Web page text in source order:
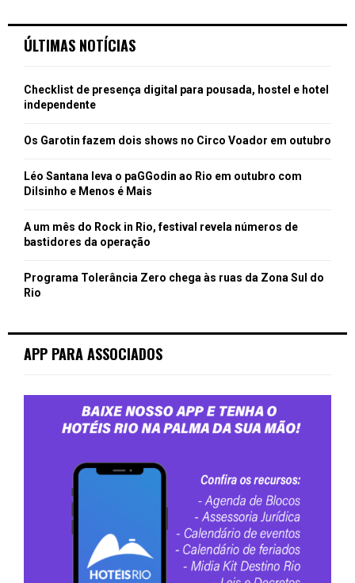
ÚLTIMAS NOTÍCIAS
Checklist de presença digital para pousada, hostel e hotel
independente
Os Garotin fazem dois shows no Circo Voador em outubro
Léo Santana leva o paGGodin ao Rio em outubro com
Dilsinho e Menos é Mais
A um mês do Rock in Rio, festival revela números de
bastidores da operação
Programa Tolerância Zero chega às ruas da Zona Sul do
Rio
APP PARA ASSOCIADOS